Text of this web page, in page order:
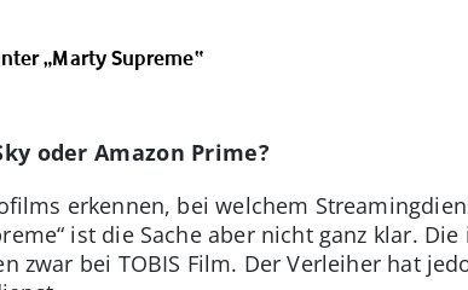
„Marty Supreme“
oder Amazon Prime?
erkennen, bei welchem
ist die Sache aber nicht ganz klar.
zwar bei TOBIS Film. Der Verleiher hat